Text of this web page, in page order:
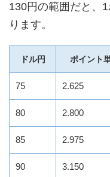
130円の範囲だと、
ります。
ドル円 ポイント
75 2.625
80 2.800
85 2.975
90 3.150